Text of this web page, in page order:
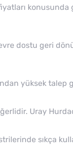
dostu geri
yüksek
Uray
sıkça